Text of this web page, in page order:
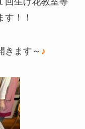
！！
きます～ ♪